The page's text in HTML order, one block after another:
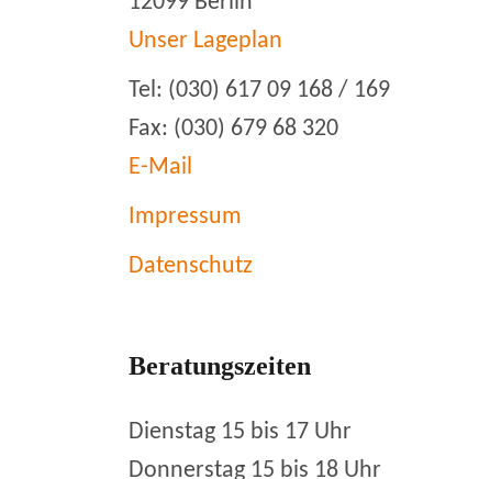
Unser Lageplan
Tel: (030) 617 09 168 / 169
Fax: (030) 679 68 320
E-Mail
Impressum
Datenschutz
Beratungszeiten
Dienstag 15 bis 17 Uhr
Donnerstag 15 bis 18 Uhr